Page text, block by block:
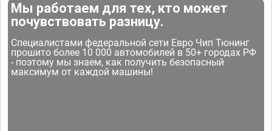
Мы работаем для тех, кто может
почувствовать разницу.
Специалистами федеральной сети Евро Чип Тюнинг
прошито более 10 000 автомобилей в 50+ городах РФ
- поэтому мы знаем, как получить безопасный
максимум от каждой машины!